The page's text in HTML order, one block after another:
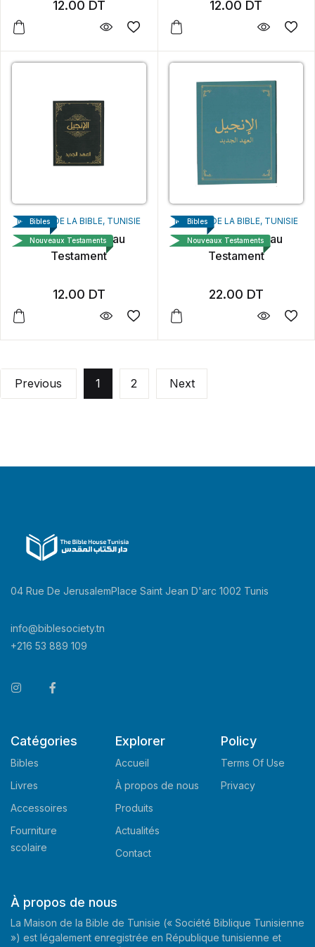
12.00 DT 12.00 DT
MAISON DE LA BIBLE, TUNISIE
La bible Nouveau
Testament
12.00 DT
Bibles
Nouveaux Testaments
MAISON DE LA BIBLE, TUNISIE
La bible Nouveau
Testament
22.00 DT
Bibles
Nouveaux Testaments
Previous 1 2 Next
04 Rue De JerusalemPlace Saint Jean D'arc 1002 Tunis
info@biblesociety.tn
+216 53 889 109
Catégories
Bibles
Livres
Accessoires
Fourniture
scolaire
Explorer
Accueil
À propos de nous
Produits
Actualités
Contact
Policy
Terms Of Use
Privacy
À propos de nous
La Maison de la Bible de Tunisie (« Société Biblique Tunisienne
») est légalement enregistrée en République tunisienne et